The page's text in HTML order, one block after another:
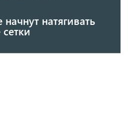
натягивать